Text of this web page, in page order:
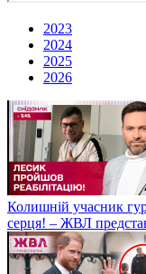
2023
2024
2025
2026
Колишній учасник
серця! – ЖВЛ